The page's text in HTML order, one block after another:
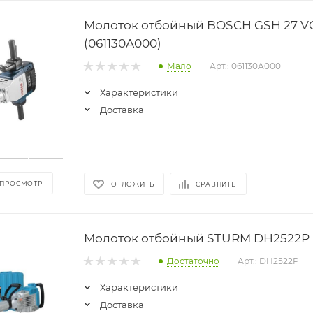
Молоток отбойный BOSCH GSH 27
(061130A000)
Мало Арт.: 061130A000
Характеристики
Доставка
ОТЛОЖИТЬ СРАВНИТЬ
Молоток отбойный STURM DH2522P
Достаточно Арт.: DH2522P
Характеристики
Доставка